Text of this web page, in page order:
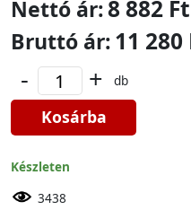
Nettó ár:8 882 Ft
Bruttó ár:11 280
- + db
Kosárba
Készleten
3438